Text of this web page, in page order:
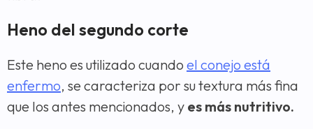
Heno del segundo corte
Este heno es utilizado cuando el conejo está
enfermo, se caracteriza por su textura más fina
que los antes mencionados, y es más nutritivo.